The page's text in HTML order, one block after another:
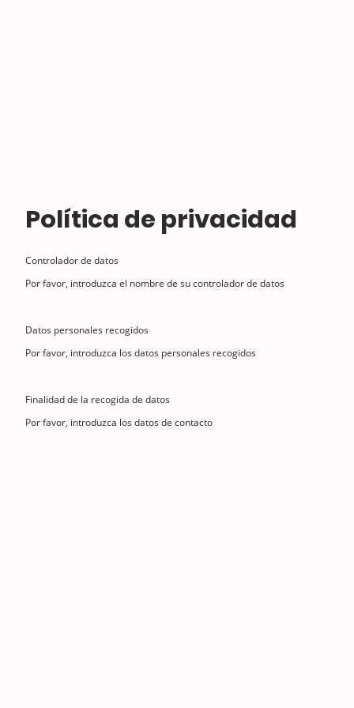
Política de privacidad
Controlador de datos
Por favor, introduzca el nombre de su controlador de datos
Datos personales recogidos
Por favor, introduzca los datos personales recogidos
Finalidad de la recogida de datos
Por favor, introduzca los datos de contacto